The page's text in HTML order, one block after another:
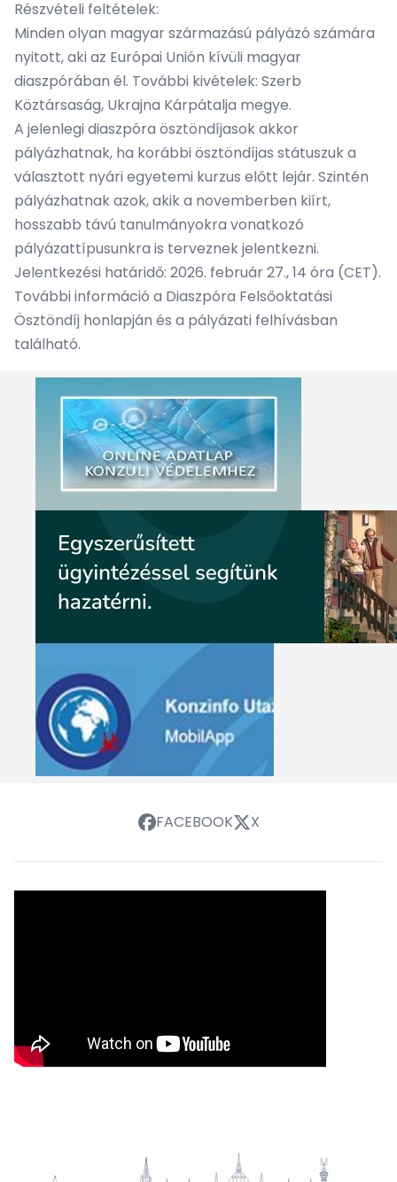
Részvételi feltételek:
Minden olyan magyar származású pályázó számára
nyitott, aki az Európai Unión kívüli magyar
diaszpórában él. További kivételek: Szerb
Köztársaság, Ukrajna Kárpátalja megye.
A jelenlegi diaszpóra ösztöndíjasok akkor
pályázhatnak, ha korábbi ösztöndíjas státuszuk a
választott nyári egyetemi kurzus előtt lejár. Szintén
pályázhatnak azok, akik a novemberben kiírt,
hosszabb távú tanulmányokra vonatkozó
pályázattípusunkra is terveznek jelentkezni.
Jelentkezési határidő: 2026. február 27., 14 óra (CET).
További információ a Diaszpóra Felsőoktatási
Ösztöndíj honlapján és a pályázati felhívásban
található.
FACEBOOK X